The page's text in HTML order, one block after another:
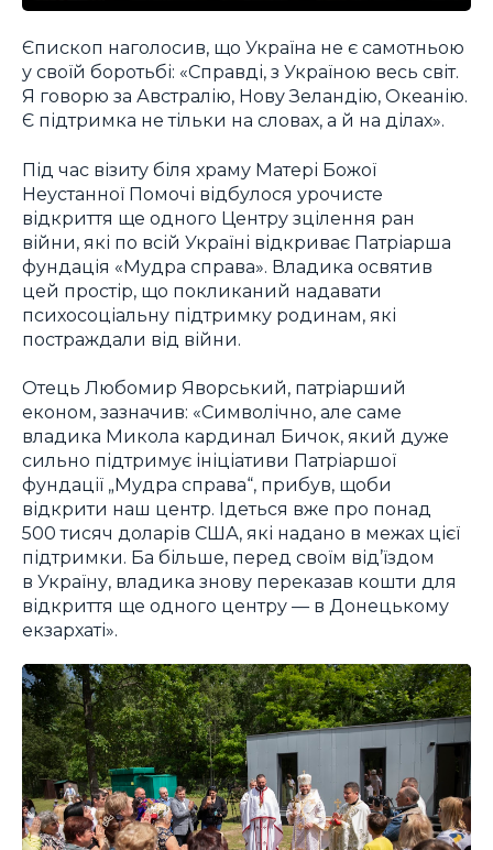
Єпископ наголосив, що Україна не є самотньою
у своїй боротьбі: «Справді, з Україною весь світ.
Я говорю за Австралію, Нову Зеландію, Океанію.
Є підтримка не тільки на словах, а й на ділах».
Під час візиту біля храму Матері Божої
Неустанної Помочі відбулося урочисте
відкриття ще одного Центру зцілення ран
війни, які по всій Україні відкриває Патріарша
фундація «Мудра справа». Владика освятив
цей простір, що покликаний надавати
психосоціальну підтримку родинам, які
постраждали від війни.
Отець Любомир Яворський, патріарший
економ, зазначив: «Символічно, але саме
владика Микола кардинал Бичок, який дуже
сильно підтримує ініціативи Патріаршої
фундації „Мудра справа“, прибув, щоби
відкрити наш центр. Ідеться вже про понад
500 тисяч доларів США, які надано в межах цієї
підтримки. Ба більше, перед своїм від’їздом
в Україну, владика знову переказав кошти для
відкриття ще одного центру — в Донецькому
екзархаті».